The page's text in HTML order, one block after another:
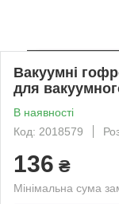
Вакуумні
для
В наявності
Код: 2018579
136 ₴
Мінімальна сума